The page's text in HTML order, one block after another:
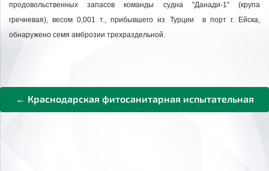
продовольственных запасов команды судна "Данади-1" (крупа
гречневая), весом 0,001 т., прибывшего из Турции в порт г. Ейска,
обнаружено семя амброзии трехраздельной.
← Краснодарская фитосанитарная испытательная